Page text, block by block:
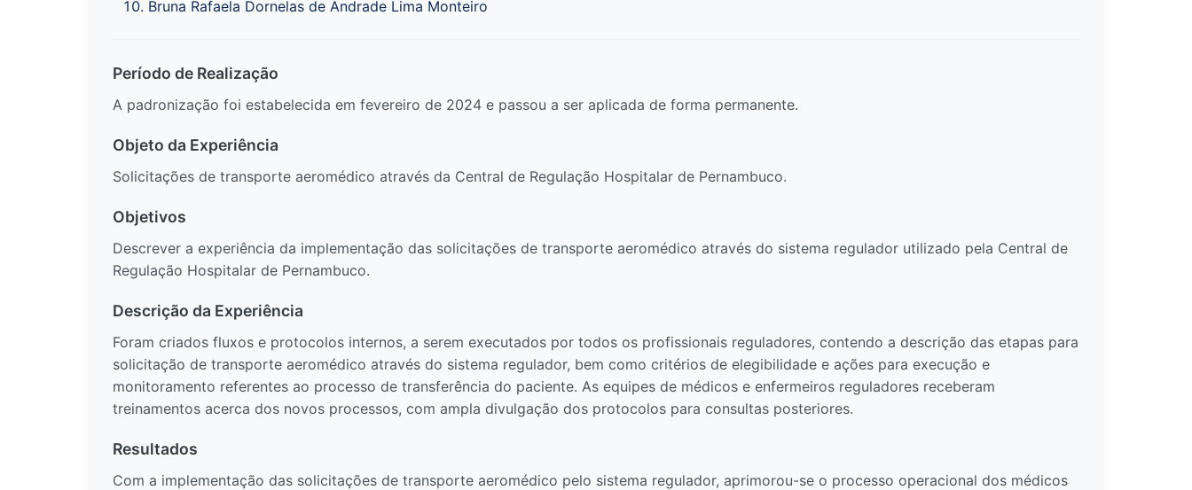
Bruna Rafaela Dornelas de Andrade Lima Monteiro
Período de Realização
A padronização foi estabelecida em fevereiro de 2024 e passou a ser aplicada de forma permanente.
Objeto da Experiência
Solicitações de transporte aeromédico através da Central de Regulação Hospitalar de Pernambuco.
Objetivos
Descrever a experiência da implementação das solicitações de transporte aeromédico através do sistema regulador utilizado pela Central de
Regulação Hospitalar de Pernambuco.
Descrição da Experiência
Foram criados fluxos e protocolos internos, a serem executados por todos os profissionais reguladores, contendo a descrição das etapas para
solicitação de transporte aeromédico através do sistema regulador, bem como critérios de elegibilidade e ações para execução e
monitoramento referentes ao processo de transferência do paciente. As equipes de médicos e enfermeiros reguladores receberam
treinamentos acerca dos novos processos, com ampla divulgação dos protocolos para consultas posteriores.
Resultados
Com a implementação das solicitações de transporte aeromédico pelo sistema regulador, aprimorou-se o processo operacional dos médicos